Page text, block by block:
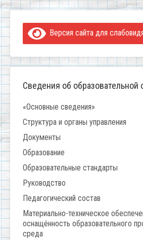
Версия сайта для
Сведения об образовательной
«Основные сведения»
Структура и органы управления
Документы
Образование
Образовательные стандарты
Руководство
Педагогический состав
Материально-техническое
оснащённость образовательного
среда